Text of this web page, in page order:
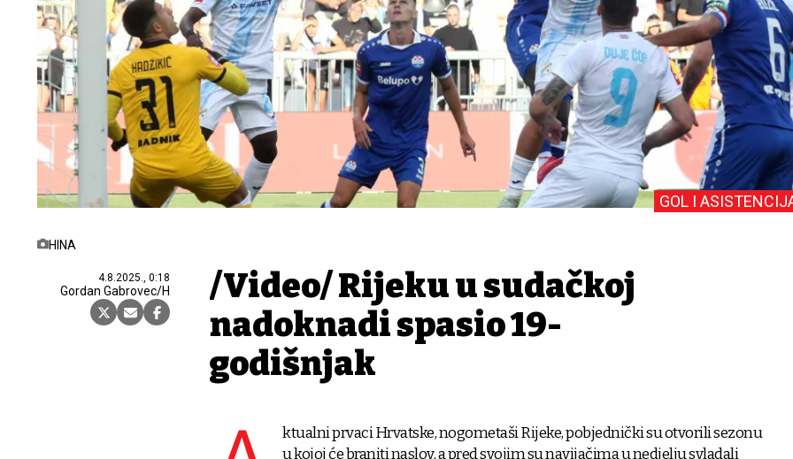
HINA
4.8.2025., 0:18
Gordan Gabrovec/H
GOL I
/Video/ Rijeku u sudačkoj
nadoknadi spasio 19-
godišnjak
ktualni prvaci Hrvatske, nogometaši Rijeke, pobjednički su otvorili sezonu
u kojoj će braniti naslov, a pred svojim su navijačima u nedjelju svladali